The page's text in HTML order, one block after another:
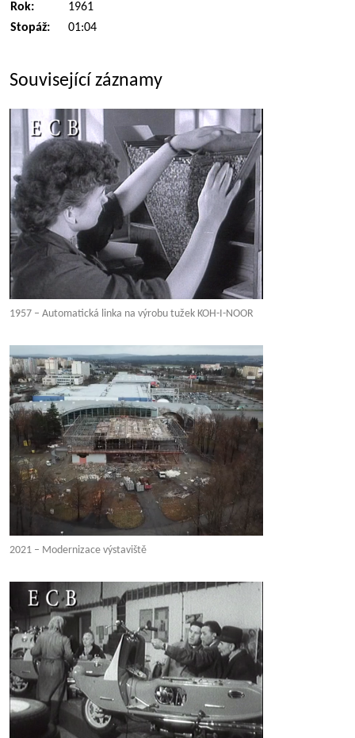
Rok:
1961
Stopáž:
01:04
Související záznamy
1957 – Automatická linka na výrobu tužek KOH-I-NOOR
2021 – Modernizace výstaviště